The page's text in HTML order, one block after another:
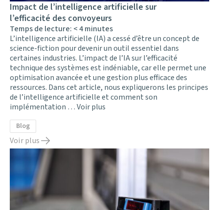
Impact de l’intelligence artificielle sur
l’efficacité des convoyeurs
Temps de lecture: < 4minutes
L’intelligence artificielle (IA) a cessé d’être un concept de
science-fiction pour devenir un outil essentiel dans
certaines industries. L’impact de l’IA sur l’efficacité
technique des systèmes est indéniable, car elle permet une
optimisation avancée et une gestion plus efficace des
ressources. Dans cet article, nous expliquerons les principes
de l’intelligence artificielle et comment son
implémentation …Voir plus
Blog
Voir plus